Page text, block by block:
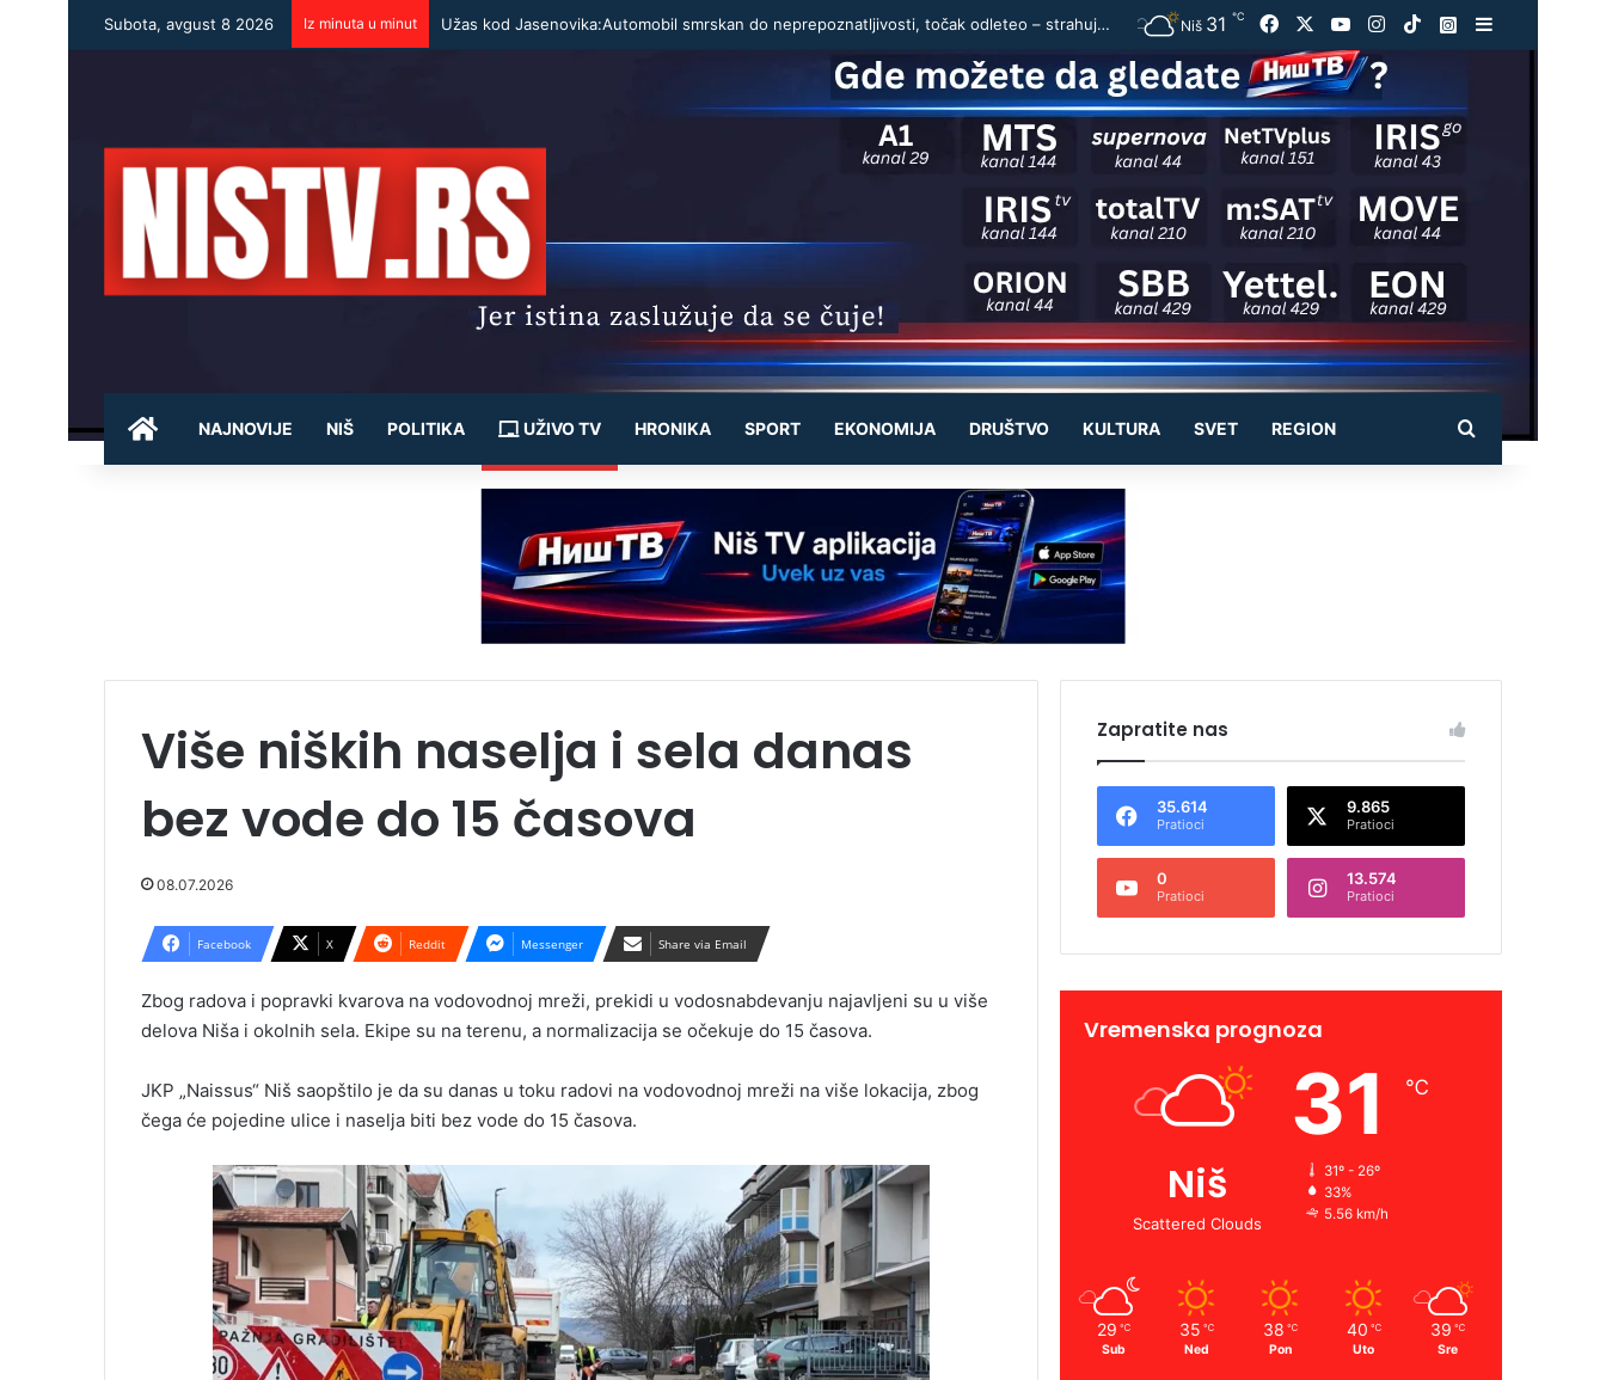
Subota, avgust 8 2026 Iz minuta u minut Užas kod Jasenovika:Automobil smrskan do neprepoznatljivosti, točak odleteo – strahuje se da ima teško povređenih Niš 31 ℃ Facebook YouTubeInstagram
TikTokInstagram
POČETNA
NAJNOVIJE NIŠ POLITIKA UŽIVO TV HRONIKA SPORT EKONOMIJA DRUŠTVO KULTURA SVET REGION Pretraži
Više niških naselja i sela danas
bez vode do 15 časova
08.07.2026
Facebook X Reddit Messenger Share via Email
Zbog radova i popravki kvarova na vodovodnoj mreži, prekidi u vodosnabdevanju najavljeni su u više
delova Niša i okolnih sela. Ekipe su na terenu, a normalizacija se očekuje do 15 časova.
JKP „Naissus“ Niš saopštilo je da su danas u toku radovi na vodovodnoj mreži na više lokacija, zbog
čega će pojedine ulice i naselja biti bez vode do 15 časova.
Zapratite nas
35.614
Pratioci
9.865
Pratioci
0
Pratioci
13.574
Pratioci
Vremenska prognoza
Niš
Scattered Clouds
31 ℃
31º - 26º
33%
5.56 km/h
29 ℃
Sub
35 ℃
Ned
38 ℃
Pon
40 ℃
Uto
39 ℃
Sre